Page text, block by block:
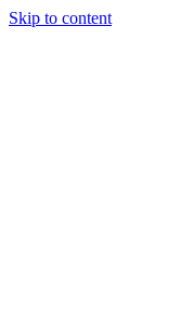
Skip to content